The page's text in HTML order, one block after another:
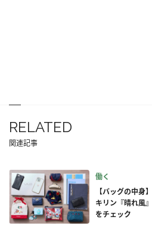
RELATED
関連記事
働く
【バッグの中身
キリン『晴れ風
をチェック